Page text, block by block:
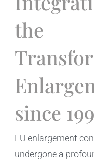
the
since
EU enlargement
undergone a